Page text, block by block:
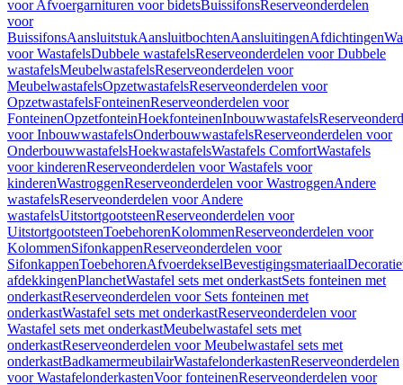
voor Afvoergarnituren voor bidetsBuissifonsReserveonderdelen
voor
BuissifonsAansluitstukAansluitbochtenAansluitingenAfdichtingen
voor WastafelsDubbele wastafelsReserveonderdelen voor Dubbele
wastafelsMeubelwastafelsReserveonderdelen voor
MeubelwastafelsOpzetwastafelsReserveonderdelen voor
OpzetwastafelsFonteinenReserveonderdelen voor
FonteinenOpzetfonteinHoekfonteinenInbouwwastafels
voor InbouwwastafelsOnderbouwwastafelsReserveonderdelen voor
OnderbouwwastafelsHoekwastafelsWastafels ComfortWastafels
voor kinderenReserveonderdelen voor Wastafels voor
kinderenWastroggenReserveonderdelen voor WastroggenAndere
wastafelsReserveonderdelen voor Andere
wastafelsUitstortgootsteenReserveonderdelen voor
UitstortgootsteenToebehorenKolommenReserveonderdelen voor
KolommenSifonkappenReserveonderdelen voor
SifonkappenToebehorenAfvoerdekselBevestigingsmateriaal
afdekkingenPlanchetWastafel sets met onderkastSets fonteinen met
onderkastReserveonderdelen voor Sets fonteinen met
onderkastWastafel sets met onderkastReserveonderdelen voor
Wastafel sets met onderkastMeubelwastafel sets met
onderkastReserveonderdelen voor Meubelwastafel sets met
onderkastBadkamermeubilairWastafelonderkastenReserveonderdelen
voor WastafelonderkastenVoor fonteinenReserveonderdelen voor